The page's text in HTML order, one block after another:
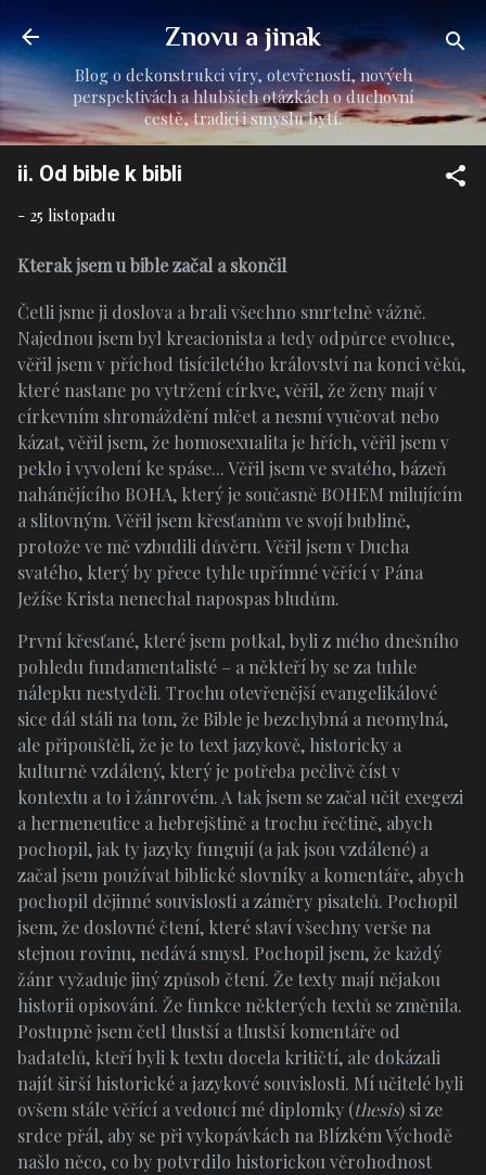
Přeskočit na hlavní obsah
Znovu a jinak
Blog o dekonstrukci víry, otevřenosti, nových
perspektivách a hlubších otázkách o duchovní
cestě, tradici i smyslu bytí.
ii. Od bible k bibli
- 25 listopadu
Kterak jsem u bible začal a skončil
Četli jsme ji doslova a brali všechno smrtelně vážně.
Najednou jsem byl kreacionista a tedy odpůrce evoluce,
věřil jsem v příchod tisíciletého království na konci věků,
které nastane po vytržení církve, věřil, že ženy mají v
církevním shromáždění mlčet a nesmí vyučovat nebo
kázat, věřil jsem, že homosexualita je hřích, věřil jsem v
peklo i vyvolení ke spáse... Věřil jsem ve svatého, bázeň
nahánějícího BOHA, který je současně BOHEM milujícím
a slitovným. Věřil jsem křesťanům ve svojí bublině,
protože ve mě vzbudili důvěru. Věřil jsem v Ducha
svatého, který by přece tyhle upřímné věřící v Pána
Ježíše Krista nenechal napospas bludům.
První křesťané, které jsem potkal, byli z mého dnešního
pohledu fundamentalisté – a někteří by se za tuhle
nálepku nestyděli. Trochu otevřenější evangelikálové
sice dál stáli na tom, že Bible je bezchybná a neomylná,
ale připouštěli, že je to text jazykově, historicky a
kulturně vzdálený, který je potřeba pečlivě číst v
kontextu a to i žánrovém. A tak jsem se začal učit exegezi
a hermeneutice a hebrejštině a trochu řečtině, abych
pochopil, jak ty jazyky fungují (a jak jsou vzdálené) a
začal jsem používat biblické slovníky a komentáře, abych
pochopil dějinné souvislosti a záměry pisatelů. Pochopil
jsem, že doslovné čtení, které staví všechny verše na
stejnou rovinu, nedává smysl. Pochopil jsem, že každý
žánr vyžaduje jiný způsob čtení. Že texty mají nějakou
historii opisování. Že funkce některých textů se změnila.
Postupně jsem četl tlustší a tlustší komentáře od
badatelů, kteří byli k textu docela kritičtí, ale dokázali
najít širší historické a jazykové souvislosti. Mí učitelé byli
ovšem stále věřící a vedoucí mé diplomky (thesis) si ze
srdce přál, aby se při vykopávkách na Blízkém Východě
našlo něco, co by potvrdilo historickou věrohodnost